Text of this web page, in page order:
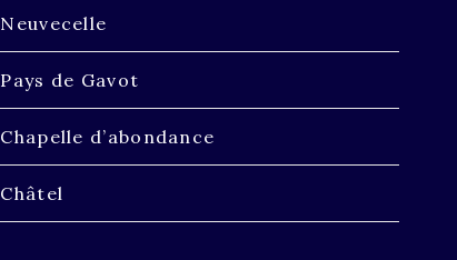
Neuvecelle
Pays de Gavot
Chapelle d’abondance
Châtel